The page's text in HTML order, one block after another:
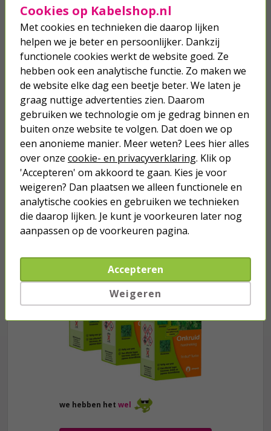
Je verwacht het niet
Turbo onkruidverdelger (Concentraat,
3x 100ml) | Ook voor je gazon!
40,
we hebben het wel
Kroonsteentjes | Q-link | 2.5 mm²
(12 polig, 1 stuks)
1,40
Luidsprekerkabel op rol | 100
meter (0.35 mm², Zwart)
13,95
Cookies op Kabelshop.nl
Met cookies en technieken die daarop lijken
helpen we je beter en persoonlijker. Dankzij
functionele cookies werkt de website goed. Ze
hebben ook een analytische functie. Zo maken we
de website elke dag een beetje beter. We laten je
graag nuttige advertenties zien. Daarom
gebruiken we technologie om je gedrag binnen en
buiten onze website te volgen. Dat doen we op
een anonieme manier. Meer weten? Lees hier alles
over onze cookie- en privacyverklaring. Klik op
'Accepteren' om akkoord te gaan. Kies je voor
weigeren? Dan plaatsen we alleen functionele en
analytische cookies en gebruiken we technieken
die daarop lijken. Je kunt je voorkeuren later nog
aanpassen op de voorkeuren pagina.
Accepteren
Weigeren